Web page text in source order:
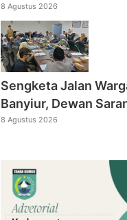
8 Agustus 2026
Sengketa Jalan
Banyiur, Dewan
8 Agustus 2026